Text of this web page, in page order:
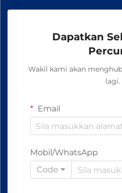
Dapatkan
Wakil kami akan
lagi.
Email
Mobil/WhatsApp
Code